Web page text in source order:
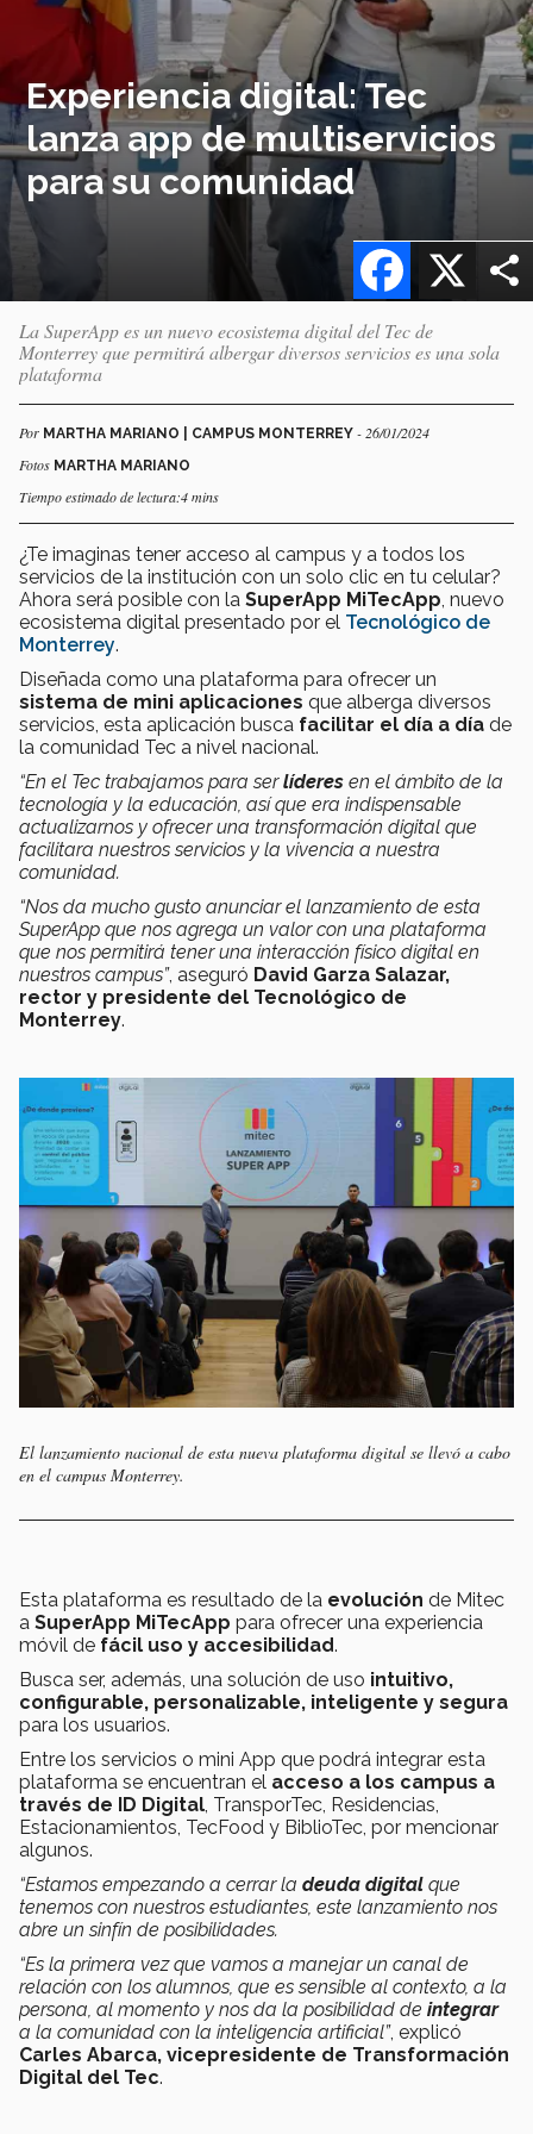
Experiencia digital: Tec
lanza app de multiservicios
para su comunidad
X
Facebook
La SuperApp es un nuevo ecosistema digital del Tec de
Monterrey que permitirá albergar diversos servicios es una sola
plataforma
Por MARTHA MARIANO | CAMPUS MONTERREY - 26/01/2024
Fotos MARTHA MARIANO
Tiempo estimado de lectura:4 mins
¿Te imaginas tener acceso al campus y a todos los
servicios de la institución con un solo clic en tu celular?
Ahora será posible con la SuperApp MiTecApp , nuevo
ecosistema digital presentado por el Tecnológico de
Monterrey.
Diseñada como una plataforma para ofrecer un
sistema de mini aplicaciones que alberga diversos
servicios, esta aplicación busca facilitar el día a día de
la comunidad Tec a nivel nacional.
“En el Tec trabajamos para serlíderes en el ámbito de la
tecnología y la educación, así que era indispensable
actualizarnos y ofrecer una transformación digital que
facilitara nuestros servicios y la vivencia a nuestra
comunidad.
“Nos da mucho gusto anunciar el lanzamiento de esta
SuperApp que nos agrega un valor con una plataforma
que nos permitirá tener una interacción físico digital en
nuestros campus”, aseguró David Garza Salazar,
rector y presidente del Tecnológico de
Monterrey.
El lanzamiento nacional de esta nueva plataforma digital se llevó a cabo
en el campus Monterrey.
Esta plataforma es resultado de la evolución de Mitec
a SuperApp MiTecApp para ofrecer una experiencia
móvil de fácil uso y accesibilidad.
Busca ser, además, una solución de uso intuitivo,
configurable, personalizable, inteligente y segura
para los usuarios.
Entre los servicios o mini App que podrá integrar esta
plataforma se encuentran el acceso a los campus a
través de ID Digital, TransporTec, Residencias,
Estacionamientos, TecFood y BiblioTec, por mencionar
algunos.
“Estamos empezando a cerrar la deuda digital que
tenemos con nuestros estudiantes, este lanzamiento nos
abre un sinfín de posibilidades.
“Es la primera vez que vamos a manejar un canal de
relación con los alumnos, que es sensible al contexto, a la
persona, al momento y nos da la posibilidad de integrar
a la comunidad con la inteligencia artificial”, explicó
Carles Abarca, vicepresidente de Transformación
Digital del Tec.